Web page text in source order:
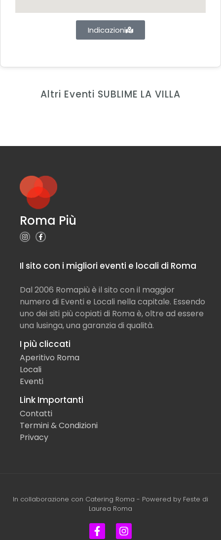
Indicazioni
Altri Eventi SUBLIME LA VILLA
Roma Più
Il sito con i migliori eventi e locali di Roma
Dal 2006 Romapiù è il sito con il maggior
numero di Eventi e Locali nella capitale. Essendo
uno dei siti più copiati di Roma è, oltre ad essere
una lusinga, una garanzia di qualità.
I più cliccati
Aperitivo Roma
Locali
Eventi
Link Importanti
Contatti
Termini & Condizioni
Privacy
In collaborazione con Catering Roma - Powered by Feste di
Laurea Roma